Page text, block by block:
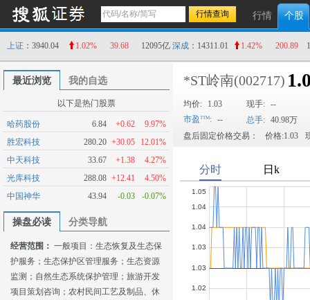
行情 个股
上证 ：3940.04 1.02% 39.68 12095亿 深成 ：14311.01 1.42% 200.89
最近浏览 我的自选
以下是热门股票
哈药股份 6.84 +0.62
9.97%
胜宏科技
280.20 +30.05
12.01%
中天科技
33.67 +1.38
4.27%
光库科技
288.08 +12.41
4.50%
中国神华
43.94 -0.03 -0.07%
操盘必读 分类导航
经营范围： 一般项目：生态恢复及生态保
护服务；生态保护区管理服务；生态资源
监测；自然生态系统保护管理；旅游开发
项目策划咨询；农村民间工艺及制品、休
*ST岭南(002717)
均价: 1.03 现手: --
市盈
: -- 总手: 40.98万
盘后固定价格交易：
价格:1.03